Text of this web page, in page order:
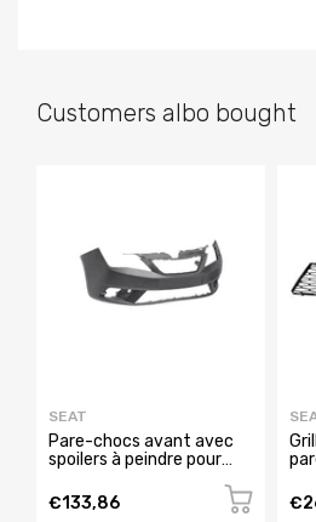
Customers albo bought
SEAT
Pare-chocs avant avec
spoilers à peindre pour
2016, Neuf
€133,86